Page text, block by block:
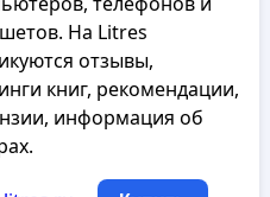
На Litres
отзывы,
книг, рекомендации,
информация об